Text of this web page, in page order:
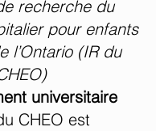
recherche du
pour enfants
l’Ontario (IR du
universitaire
CHEO est